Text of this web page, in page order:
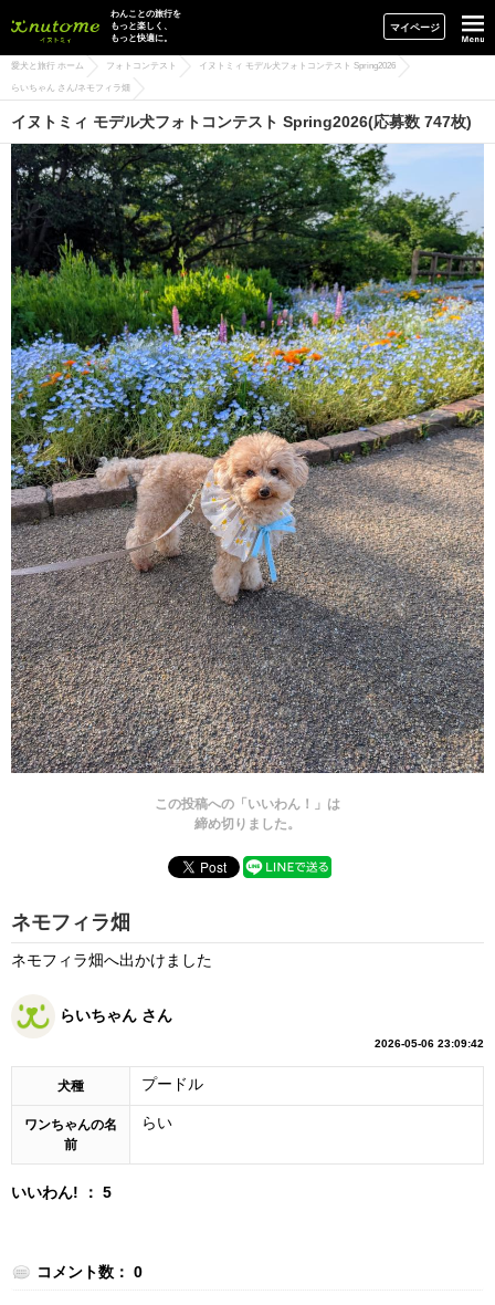
イヌトミィ
わんことの旅行を
もっと楽しく、
もっと快適に。
マイページ
愛犬と旅行 ホーム フォトコンテスト イヌトミィ モデル犬フォトコンテスト Spring2026
らいちゃん さん/ネモフィラ畑
イヌトミィ モデル犬フォトコンテスト Spring2026(応募数 747枚)
この投稿への「いいわん！」は
締め切りました。
ネモフィラ畑
ネモフィラ畑へ出かけました
らいちゃん さん
2026-05-06 23:09:42
犬種 プードル
ワンちゃんの名
前
らい
いいわん! ： 5
コメント数： 0